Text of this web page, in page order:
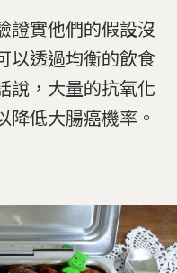
證實他們的假設沒
以透過均衡的飲食
說，大量的抗氧化
降低大腸癌機率。